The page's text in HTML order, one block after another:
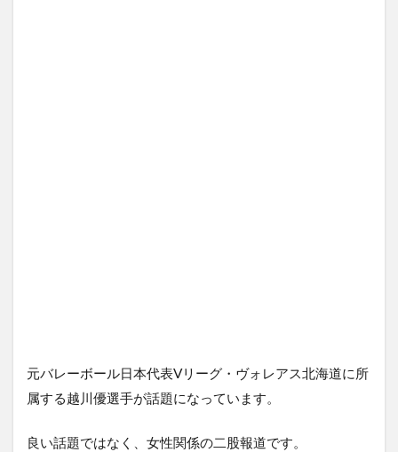
元バレーボール日本代表Vリーグ・ヴォレアス北海道に所
属する越川優選手が話題になっています。
良い話題ではなく、女性関係の二股報道です。